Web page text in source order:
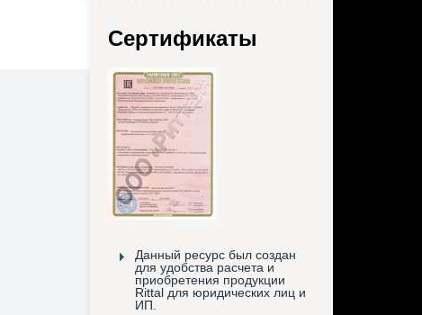
Сертификаты
Данный ресурс был создан
для удобства расчета и
приобретения продукции
Rittal для юридических лиц и
ИП.